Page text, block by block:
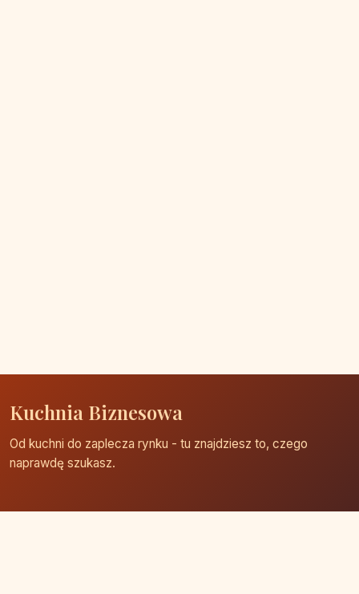
Kuchnia Biznesowa
Od kuchni do zaplecza rynku - tu znajdziesz to, czego
naprawdę szukasz.